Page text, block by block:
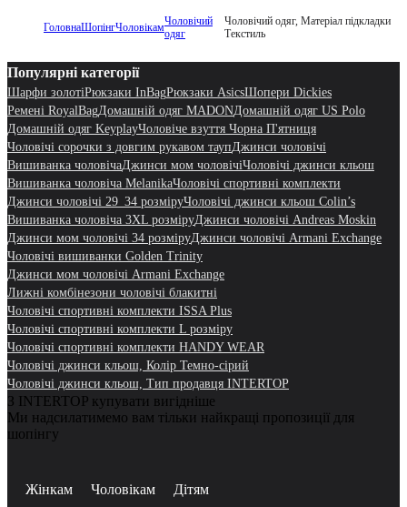
ГоловнаШопінгЧоловікамЧоловічий
одяг
Чоловічий одяг, Матеріал підкладки
Текстиль
Популярні категорії
Шарфи золотіРюкзаки InBagРюкзаки AsicsШопери Dickies
Ремені RoyalBagДомашній одяг MADONДомашній одяг US Polo
Домашній одяг KeyplayЧоловіче взуття Чорна П'ятниця
Чоловічі сорочки з довгим рукавом таупДжинси чоловічі
Вишиванка чоловічаДжинси мом чоловічіЧоловічі джинси кльош
Вишиванка чоловіча MelanikaЧоловічі спортивні комплекти
Джинси чоловічі 29_34 розміруЧоловічі джинси кльош Colin’s
Вишиванка чоловіча 3XL розміруДжинси чоловічі Andreas Moskin
Джинси мом чоловічі 34 розміруДжинси чоловічі Armani Exchange
Чоловічі вишиванки Golden Trinity
Джинси мом чоловічі Armani Exchange
Лижні комбінезони чоловічі блакитні
Чоловічі спортивні комплекти ISSA Plus
Чоловічі спортивні комплекти L розміру
Чоловічі спортивні комплекти HANDY WEAR
Чоловічі джинси кльош, Колір Темно-сірий
Чоловічі джинси кльош, Тип продавця INTERTOP
З INTERTOP купувати вигідніше
Ми надсилатимемо вам тільки найкращі пропозиції для
шопінгу
Жінкам Чоловікам Дітям